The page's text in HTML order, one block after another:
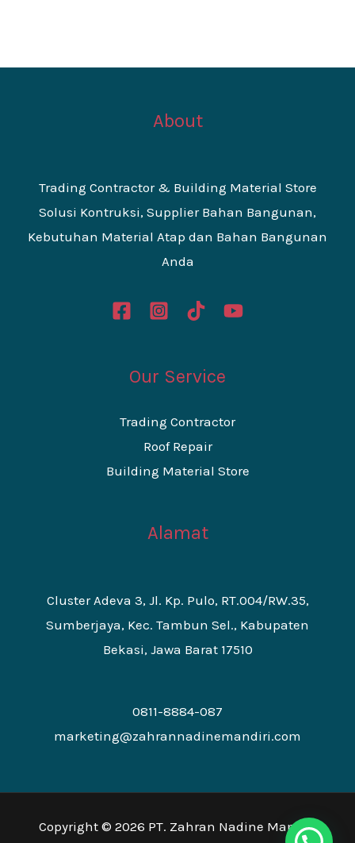
About
Trading Contractor & Building Material Store
Solusi Kontruksi, Supplier Bahan Bangunan,
Kebutuhan Material Atap dan Bahan Bangunan
Anda
Our Service
Trading Contractor
Roof Repair
Building Material Store
Alamat
Cluster Adeva 3, Jl. Kp. Pulo, RT.004/RW.35,
Sumberjaya, Kec. Tambun Sel., Kabupaten
Bekasi, Jawa Barat 17510
0811-8884-087
marketing@zahrannadinemandiri.com
Copyright © 2026 PT. Zahran Nadine Mandiri